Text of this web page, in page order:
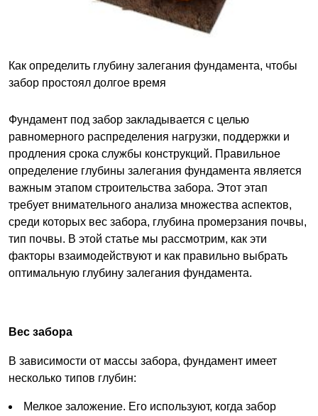
Как определить глубину залегания фундамента, чтобы
забор простоял долгое время
Фундамент под забор закладывается с целью
равномерного распределения нагрузки, поддержки и
продления срока службы конструкций. Правильное
определение глубины залегания фундамента является
важным этапом строительства забора. Этот этап
требует внимательного анализа множества аспектов,
среди которых вес забора, глубина промерзания почвы,
тип почвы. В этой статье мы рассмотрим, как эти
факторы взаимодействуют и как правильно выбрать
оптимальную глубину залегания фундамента.
Вес забора
В зависимости от массы забора, фундамент имеет
несколько типов глубин:
Мелкое заложение. Его используют, когда забор